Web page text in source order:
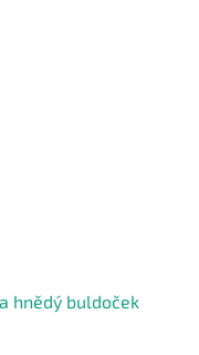
hnědý buldoček